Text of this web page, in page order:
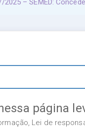
2025 – SEMED:
página
Lei de